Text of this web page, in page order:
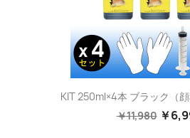
KIT 250ml×4本 ブラック（
￥11,980 ￥